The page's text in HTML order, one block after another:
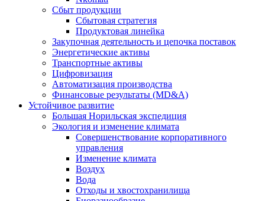
Сбыт продукции
Сбытовая стратегия
Продуктовая линейка
Закупочная деятельность и цепочка поставок
Энергетические активы
Транспортные активы
Цифровизация
Автоматизация производства
Финансовые результаты (MD&A)
Устойчивое развитие
Большая Норильская экспедиция
Экология и изменение климата
Совершенствование корпоративного
управления
Изменение климата
Воздух
Вода
Отходы и хвостохранилища